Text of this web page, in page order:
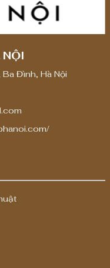
Đình, Hà Nội